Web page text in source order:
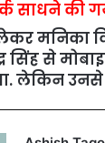
साधने की
मनिका
सिंह से
लेकिन उनसे